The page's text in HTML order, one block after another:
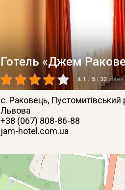
Готель «Джем
4.1 / 5 ( 32 votes
с. Раковець,
Львова
+38 (067) 808-86-88
jam-hotel.com.ua